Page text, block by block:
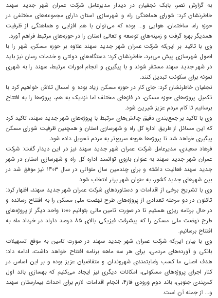
به گزارش نصر، بابک نجفیان در دیدار مدیرعامل شرکت عمران شهر جدید سهند
خاطرنشان کرد: شورای هماهنگی راه و شهرسازی استان دارای مجموعه‌های مختلفی در
حوزه راه، ساختمان، هوایی و... بوده که می‌توان با هم افزایی و هماهنگی از ظرفیت
همدیگر بهره گرفت و زمینه‌های توسعه و تعالی استان را در حوزه‌های مرتبط فراهم آورد.
وی با تاکید بر این‌که شرکت عمران شهر جدید سهند علاوه بر حوزه مسکن، شهر را با
اصول شهرسازی پیش می‌‎برد، خاطرنشان کرد: دستگاه‌های دولتی و خدمات رسان نیز باید
در شهر جدید سهند مستقر شوند و با پیگیری و انجام امورات مرتبط، سهند را به شهری
نمونه برای سکونت تبدیل کنند.
نجفیان خاطرنشان کرد: جای کار در حوزه مسکن زیاد بوده و امسال تلاش خواهیم کرد با
تکمیل پروژه‌های حوزه مسکن، در فازهای مختلف اما نزدیک به هم، پروژه‌ها را به افتتاح
برسانیم تا کام مردم عزیز شیرین شود.
وی با تاکید بر جمع‌بندی دقیق چالش‌های مرتبط با پروژه‌های شهر جدید سهند، تاکید کرد
که این مسائل از طریق اداره کل راه و شهرسازی استان و همچنین ظرفیت شورای مسکن
پیگیری خواهد شد تا پروژه‌ها هرچه سریع‌تر به مردم تحویل داده شود.
فرهاد سعیدی، مدیرعامل شرکت عمران شهر جدید سهند نیز در این دیدار گفت: شرکت
عمران شهر جدید سهند به عنوان بازوی توانمند اداره کل راه و شهرسازی استان در شهر
جدید سهند فعالیت‌ داشته و برای چندمین سال متوالی در سال ۱۴۰۳ نیز موفق شد در
بین شهرهای جدید کشور، به عنوان شهر برتر انتخاب شود.
وی با تشریح برخی از اقدامات و دستاوردهای شرکت عمران شهر جدید سهند، اظهار کرد:
تاکنون در دو مرحله تعدادی از پروژه‌های طرح نهضت ملی مسکن را به افتتاح رسانده و
در حال برنامه ریزی هستیم تا در صورت تامین مالی بتوانیم ۱۰۰۰ واحد دیگر از پروژه‌های
طرح نهضت ملی مسکن را که پیشرفت فیزیکی بالای ۸۵ درصد دارند در خرداد ماه به
افتتاح برسانیم.
وی با بیان این‌که شرکت عمران شهر جدید سهند در صورت تامین به موقع تسهیلات
بانکی و آورده‌های مردمی، برای هر سه ماهه برنامه افتتاح خواهد داشت، ادامه داد:
هدف اصلی ما کسب رضایتمندی شهروندان و متقاضیان عزیز بوده و بر این اساس در
کنار اجرای پروژه‌های مسکونی، امکانات دیگری نیز ایجاد می‌کنیم که بهسازی باند اول
کمربندی جنوبی، باند دوم ورودی فاز۴، انجام اقدامات لازم برای احداث بیمارستان سهند
و... از جمله آن است.